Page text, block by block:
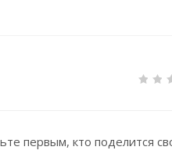
первым, кто поделится